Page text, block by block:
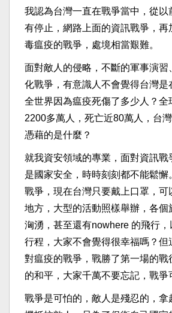
我認為台灣一直在戰爭當中，從以
有停止，網路上面的資訊戰爭，再
毒瘟疫的戰爭，處境相當艱難。
面對敵人的侵略，不斷的軍事演習
化戰爭，有意識人不會覺得台灣是
全世界因為瘟疫死傷了多少人？全
2200多萬人，死亡近80萬人，台
憑藉的是什麼？
就我資安領域的專業，面對資訊戰
是國家安全，時時刻刻都不能鬆懈
戰爭，現在台灣只要戴上口罩，可
地方，大型的活動照樣舉辦，各個
洶湧，甚至還有nowhere 的飛行
行程，大家不會覺得很幸福嗎？但
對瘟疫的戰爭，戰勝了第一場的戰
的和平，大家千萬不要忘記，戰爭
戰爭是可怕的，敵人是殘忍的，拿